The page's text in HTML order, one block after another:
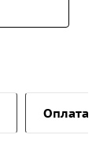
Оплата и